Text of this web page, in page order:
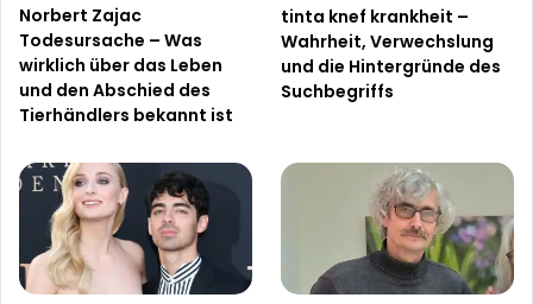
Norbert Zajac
Todesursache – Was
wirklich über das Leben
und den Abschied des
Tierhändlers bekannt ist
tinta knef krankheit –
Wahrheit, Verwechslung
und die Hintergründe des
Suchbegriffs